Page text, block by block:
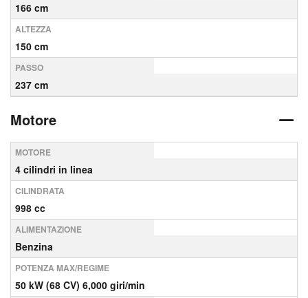
166 cm
ALTEZZA
150 cm
PASSO
237 cm
Motore
MOTORE
4 cilindri in linea
CILINDRATA
998 cc
ALIMENTAZIONE
Benzina
POTENZA MAX/REGIME
50 kW (68 CV) 6,000 giri/min